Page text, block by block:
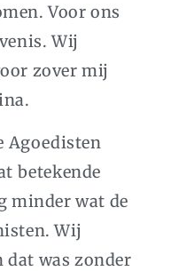
Voor ons
Wij
zover mij
Agoedisten
betekende
minder wat de
Wij
dat was zonder